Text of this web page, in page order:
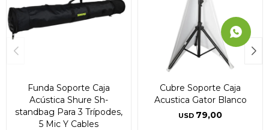
Funda Soporte Caja
Acústica Shure Sh-
standbag Para 3 Trípodes,
5 Mic Y Cables
Cubre Soporte Caja
Acustica Gator Blanco
USD 79,00